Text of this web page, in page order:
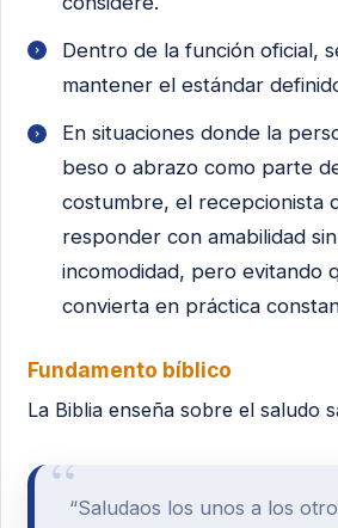
Dentro de la función oficial,
mantener el estándar
En situaciones donde la
beso o abrazo como parte
costumbre, el recepcionista
responder con amabilidad
incomodidad, pero evitando
convierta en práctica
Fundamento bíblico
La Biblia enseña sobre el saludo
“Saludaos los unos a los